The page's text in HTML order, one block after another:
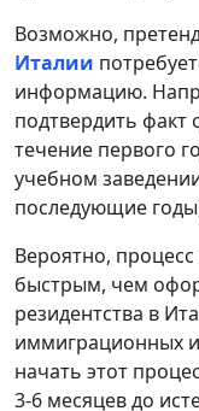
Возможно,
Италии
информацию.
подтвердить факт
течение первого
учебном
последующие
Вероятно,
быстрым, чем
резидентства в
иммиграционных и
начать этот
3-6 месяцев до